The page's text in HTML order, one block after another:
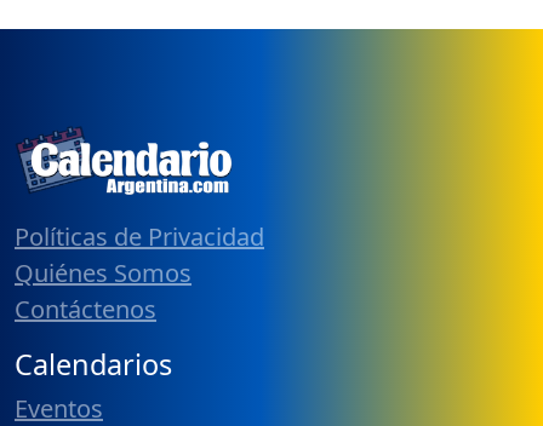
Políticas de Privacidad
Quiénes Somos
Contáctenos
Calendarios
Eventos